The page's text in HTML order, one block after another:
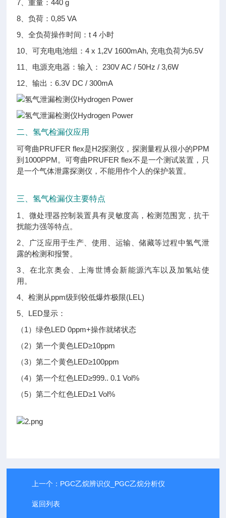
7、重量：440 g
8、负荷：0,85 VA
9、全负荷操作时间：t 4 小时
10、可充电电池组：4 x 1,2V 1600mAh, 充电负荷为6.5V
11、电源充电器：输入： 230V AC / 50Hz / 3,6W
12、输出：6.3V DC / 300mA
二、氢气检漏仪应用
可弯曲PRUFER flex是H2探测仪，探测量程从很小的PPM
到1000PPM。可弯曲PRUFER flex不是一个测试装置，只
是一个气体泄露探测仪，不能用作个人的保护装置。
三、氢气检漏仪主要特点
1、微处理器控制装置具有灵敏度高，检测范围宽，抗干
扰能力强等特点。
2、广泛应用于生产、使用、运输、储藏等过程中氢气泄
露的检测和报警。
3、在北京奥会、上海世博会新能源汽车以及加氢站使
用。
4、检测从ppm级到较低爆炸极限(LEL)
5、LED显示：
（1）绿色LED 0ppm+操作就绪状态
（2）第一个黄色LED≥10ppm
（3）第二个黄色LED≥100ppm
（4）第一个红色LED≥999.. 0.1 Vol%
（5）第二个红色LED≥1 Vol%
上一个： PGC乙烷辨识仪_PGC乙烷分析仪
返回列表